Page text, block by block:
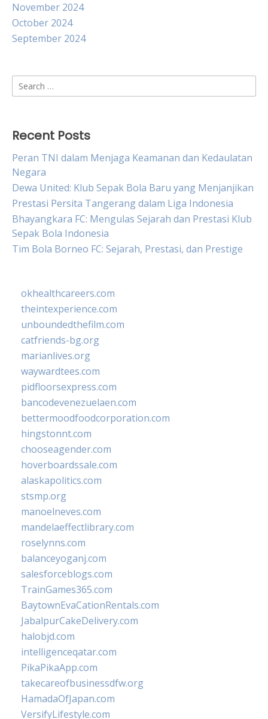
November 2024
October 2024
September 2024
Search
for:
Recent Posts
Peran TNI dalam Menjaga Keamanan dan Kedaulatan
Negara
Dewa United: Klub Sepak Bola Baru yang Menjanjikan
Prestasi Persita Tangerang dalam Liga Indonesia
Bhayangkara FC: Mengulas Sejarah dan Prestasi Klub
Sepak Bola Indonesia
Tim Bola Borneo FC: Sejarah, Prestasi, dan Prestige
okhealthcareers.com
theintexperience.com
unboundedthefilm.com
catfriends-bg.org
marianlives.org
waywardtees.com
pidfloorsexpress.com
bancodevenezuelaen.com
bettermoodfoodcorporation.com
hingstonnt.com
chooseagender.com
hoverboardssale.com
alaskapolitics.com
stsmp.org
manoelneves.com
mandelaeffectlibrary.com
roselynns.com
balanceyoganj.com
salesforceblogs.com
TrainGames365.com
BaytownEvaCationRentals.com
JabalpurCakeDelivery.com
halobjd.com
intelligenceqatar.com
PikaPikaApp.com
takecareofbusinessdfw.org
HamadaOfJapan.com
VersifyLifestyle.com